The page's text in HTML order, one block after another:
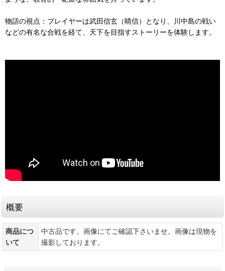
物語の視点：プレイヤーは武田信玄（晴信）となり、川中島の戦い
などの有名な合戦を経て、天下を目指すストーリーを体験します。
概要
商品につ
いて
中古品です。画像にてご確認下さいませ。画像は現物を
撮影しております。